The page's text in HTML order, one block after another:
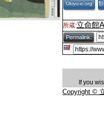
Ukiyo-e.org
所蔵:立命館
Permalink:
If you
Copyright ©